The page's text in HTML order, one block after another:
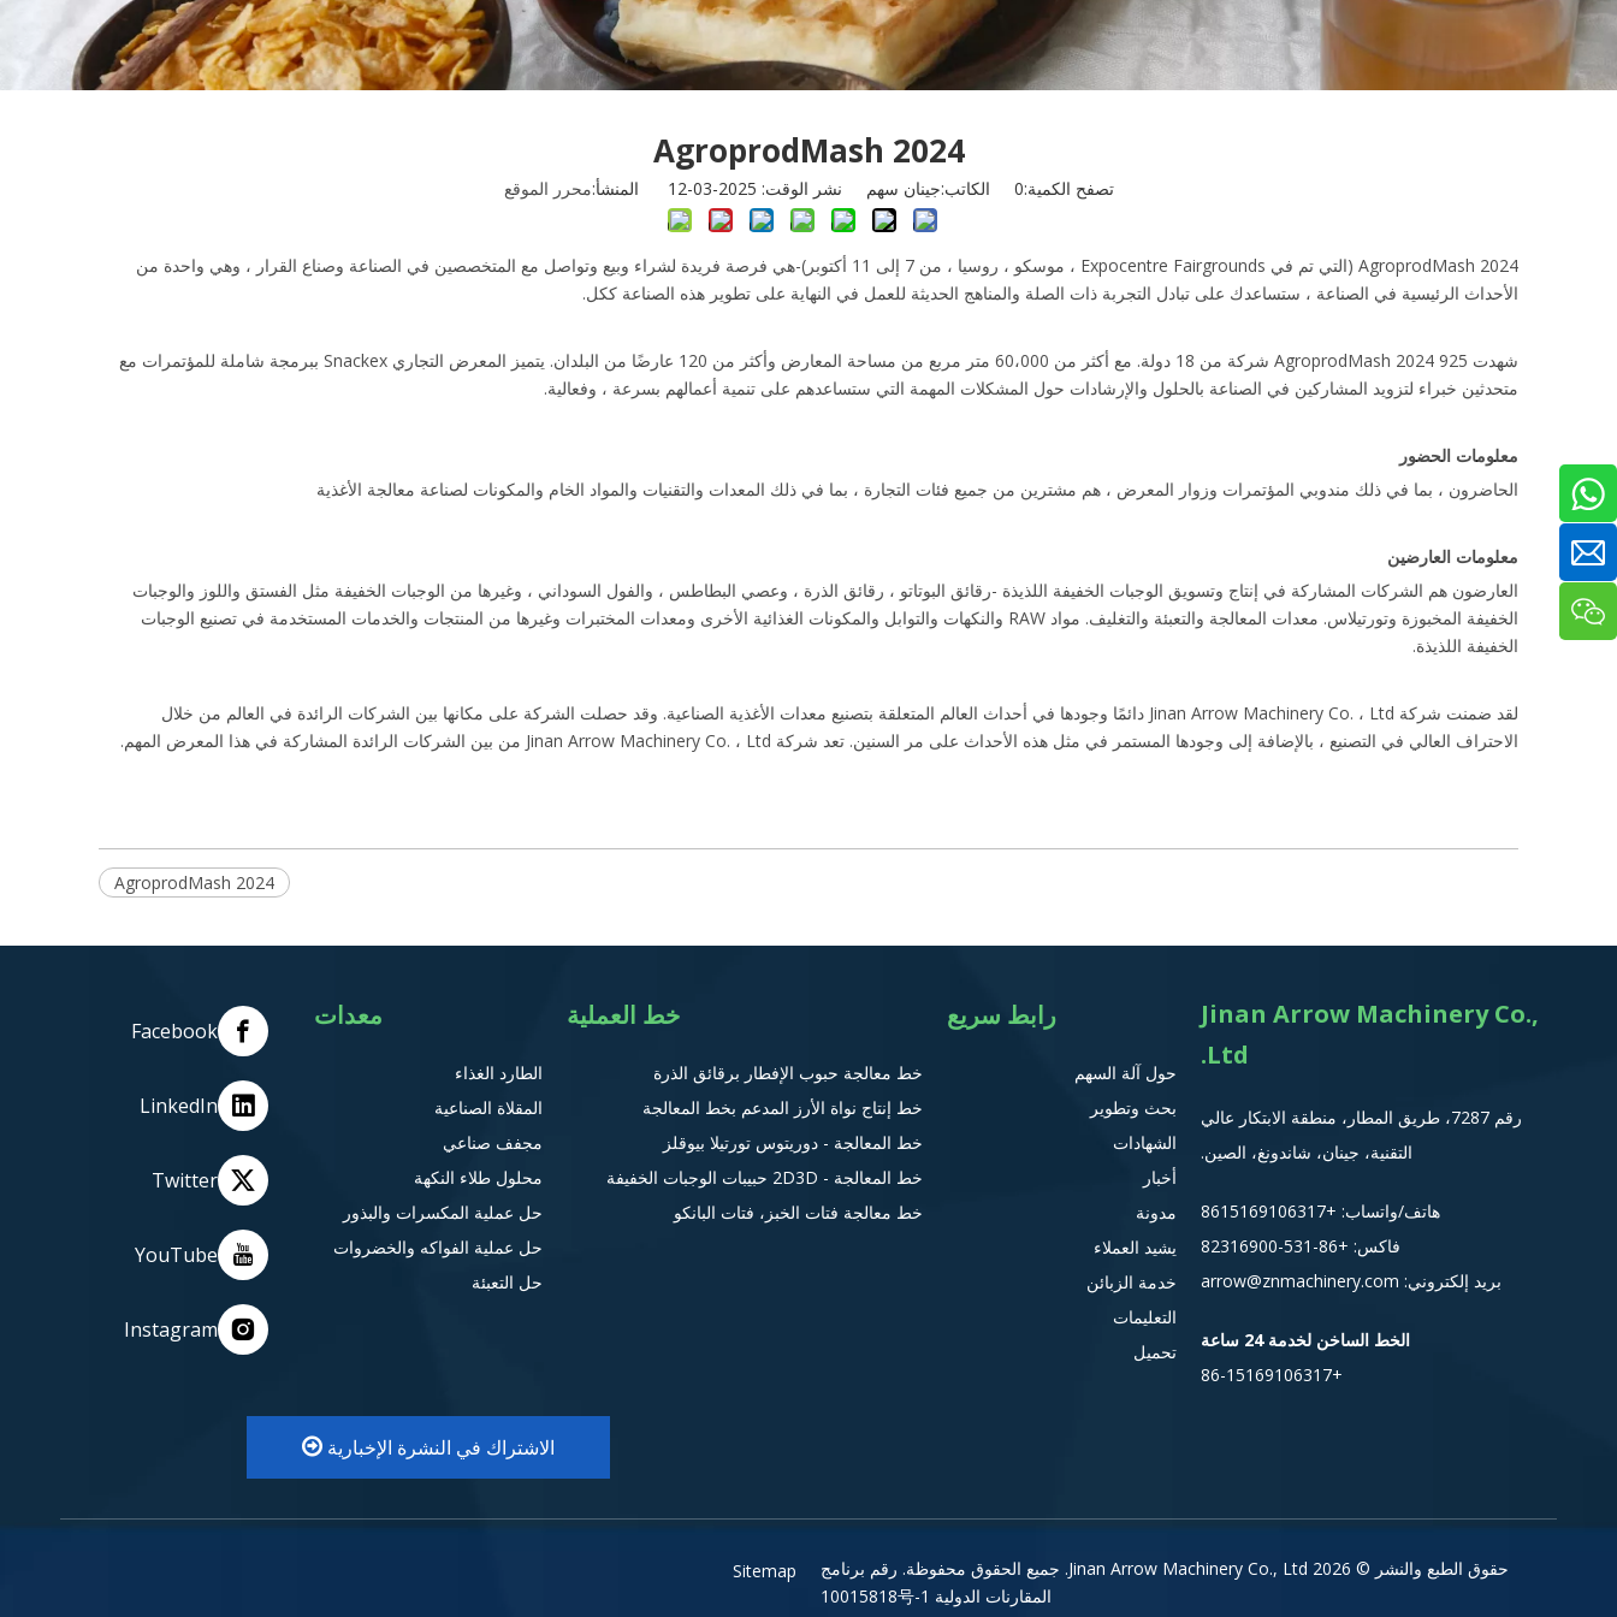
AgroprodMash 2024
تصفح الكمية:0 الكاتب:جينان سهم نشر الوقت: 2025-03-12 المنشأ: محرر الموقع
AgroprodMash 2024 (التي تم في Expocentre Fairgrounds ، موسكو ، روسيا ، من 7 إلى 11 أكتوبر)-هي فرصة فريدة لشراء وبيع وتواصل مع المتخصصين في الصناعة وصناع القرار ، وهي واحدة من
الأحداث الرئيسية في الصناعة ، ستساعدك على تبادل التجربة ذات الصلة والمناهج الحديثة للعمل في النهاية على تطوير هذه الصناعة ككل.
شهدت AgroprodMash 2024 925 شركة من 18 دولة. مع أكثر من 60،000 متر مربع من مساحة المعارض وأكثر من 120 عارضًا من البلدان. ​​يتميز المعرض التجاري Snackex ببرمجة شاملة للمؤتمرات مع
متحدثين خبراء لتزويد المشاركين في الصناعة بالحلول والإرشادات حول المشكلات المهمة التي ستساعدهم على تنمية أعمالهم بسرعة ، وفعالية.
معلومات الحضور
الحاضرون ، بما في ذلك مندوبي المؤتمرات وزوار المعرض ، هم مشترين من جميع فئات التجارة ، بما في ذلك المعدات والتقنيات والمواد الخام والمكونات لصناعة معالجة الأغذية
معلومات العارضين
العارضون هم الشركات المشاركة في إنتاج وتسويق الوجبات الخفيفة اللذيذة -رقائق البوتاتو ، رقائق الذرة ، وعصي البطاطس ، والفول السوداني ، وغيرها من الوجبات الخفيفة مثل الفستق واللوز والوجبات
الخفيفة المخبوزة وتورتيلاس. معدات المعالجة والتعبئة والتغليف. مواد RAW والنكهات والتوابل والمكونات الغذائية الأخرى ومعدات المختبرات وغيرها من المنتجات والخدمات المستخدمة في تصنيع الوجبات
الخفيفة اللذيذة.
لقد ضمنت شركة Jinan Arrow Machinery Co. ، Ltd دائمًا وجودها في أحداث العالم المتعلقة بتصنيع معدات الأغذية الصناعية. وقد حصلت الشركة على مكانها بين الشركات الرائدة في العالم من خلال
الاحتراف العالي في التصنيع ، بالإضافة إلى وجودها المستمر في مثل هذه الأحداث على مر السنين. تعد شركة Jinan Arrow Machinery Co. ، Ltd من بين الشركات الرائدة المشاركة في هذا المعرض المهم.
AgroprodMash 2024
Jinan Arrow Machinery Co.,
Ltd.
رقم 7287، طريق المطار، منطقة الابتكار عالي
التقنية، جينان، شاندونغ، الصين.
هاتف/واتساب: +8615
169106317
فاكس: +86-531-82316900
بريد إلكتروني: arrow@znmachinery.com
الخط الساخن لخدمة 24 ساعة
+86-15169106317
رابط سريع
حول آلة السهم
بحث وتطوير
الشهادات
أخبار
مدونة
يشيد العملاء
خدمة الزبائن
التعليمات
تحميل
خط العملية
خط معالجة حبوب الإفطار برقائق الذرة
خط إنتاج نواة الأرز المدعم بخط المعالجة
خط المعالجة - دوريتوس تورتيلا بيوقلز
خط المعالجة - 2D3D حبيبات الوجبات الخفيفة
خط معالجة فتات الخبز، فتات البانكو
معدات
الطارد الغذاء
المقلاة الصناعية
مجفف صناعي
محلول طلاء النكهة
حل عملية المكسرات والبذور
حل عملية الفواكه والخضروات
حل التعبئة
Facebook
LinkedIn
Twitter
YouTube
Instagram
الاشتراك في النشرة الإخبارية
حقوق الطبع والنشر © 2026
رقم برنامج
المقارنات الدولية 10015818号-1
Sitemap